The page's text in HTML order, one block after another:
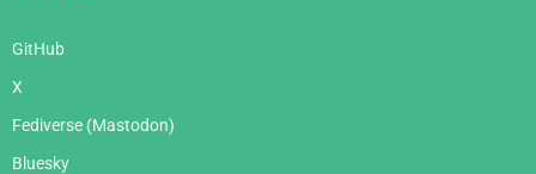
GitHub
X
Fediverse (Mastodon)
Bluesky